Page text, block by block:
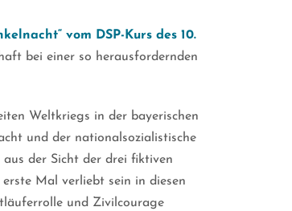
vom DSP-Kurs des 10.
bei einer so herausfordernden
Weltkriegs in der bayerischen
und der nationalsozialistische
aus der Sicht der drei fiktiven
Mal verliebt sein in diesen
und Zivilcourage